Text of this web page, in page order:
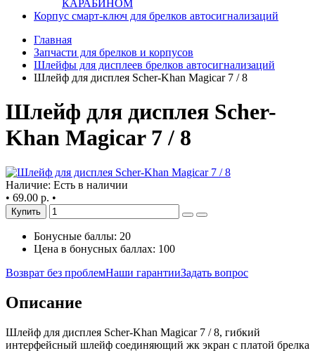
КАРАБИНОМ
Корпус смарт-ключ для брелков автосигнализаций
Главная
Запчасти для брелков и корпусов
Шлейфы для дисплеев брелков автосигнализаций
Шлейф для дисплея Scher-Khan Magicar 7 / 8
Шлейф для дисплея Scher-
Khan Magicar 7 / 8
Наличие: Есть в наличии
• 69.00 р. •
Купить
Бонусные баллы: 20
Цена в бонусных баллах: 100
Возврат без проблемНаши гарантииЗадать вопрос
Описание
Шлейф для дисплея Scher-Khan Magicar 7 / 8, гибкий
интерфейсный шлейф соединяющий жк экран с платой брелка